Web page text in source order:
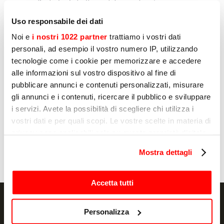
Uso responsabile dei dati
Noi e i nostri 1022 partner trattiamo i vostri dati
personali, ad esempio il vostro numero IP, utilizzando
tecnologie come i cookie per memorizzare e accedere
alle informazioni sul vostro dispositivo al fine di
pubblicare annunci e contenuti personalizzati, misurare
gli annunci e i contenuti, ricercare il pubblico e sviluppare
i servizi. Avete la possibilità di scegliere chi utilizza i
vostri dati e per quali scopi. Le vostre scelte in materia di
modificare o revocare il proprio consenso in qualsiasi
momento dalla Dichiarazione sui cookie o facendo clic
sull'icona di attivazione della privacy.
raccogliere informazioni sulla tua posizione
Mostra dettagli
Accetta tutti
Personalizza
J’autorise le traitement de mes données
communications à des fins de marketing,
de confidentialité.
Non
Envoyer